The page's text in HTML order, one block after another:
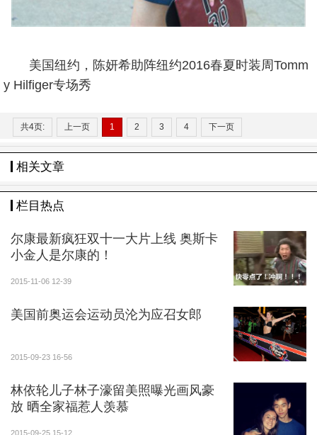
美国纽约，陈妍希助阵纽约2016春夏时装周Tomm
y Hilfiger专场秀
共4页: 上一页 1 2 3 4 下一页
相关文章
栏目热点
尔康最新疯狂双十一大片上线 奥斯卡
小金人是尔康的！
2015-11-06 12-39
美国前奥运会运动员沦为应召女郎
2015-09-23 16-56
林依轮儿子林子濠留美照曝光画风豪
放 晒全家福惹人羡慕
2015-09-25 15-12